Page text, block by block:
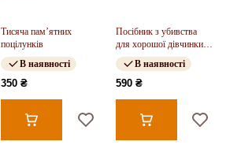
Тисяча пам’ятних
поцілунків
В наявності
350 ₴
Посібник з убивства
для хорошої дівчинки.
Книга 01
В наявності
590 ₴